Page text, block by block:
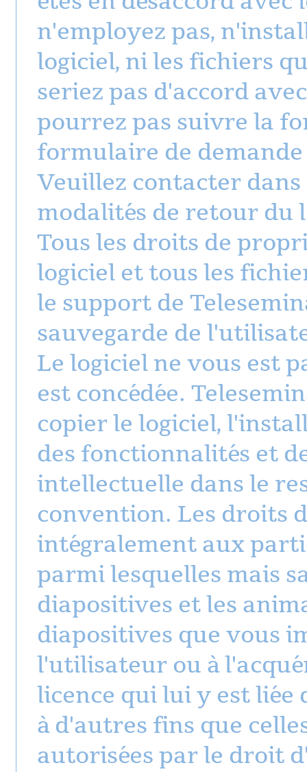
n'employez pas,
logiciel, ni les fichiers
seriez pas d'accord
pourrez pas suivre la
formulaire de
Veuillez contacter dans
modalités de retour du
Tous les droits de
logiciel et tous les
le support de
sauvegarde de
Le logiciel ne vous est
est concédée.
copier le logiciel,
des fonctionnalités et
intellectuelle dans le
convention. Les droits
intégralement aux
parmi lesquelles mais
diapositives et les
diapositives que vous
l'utilisateur ou à
licence qui lui y est
à d'autres fins que
autorisées par le droit